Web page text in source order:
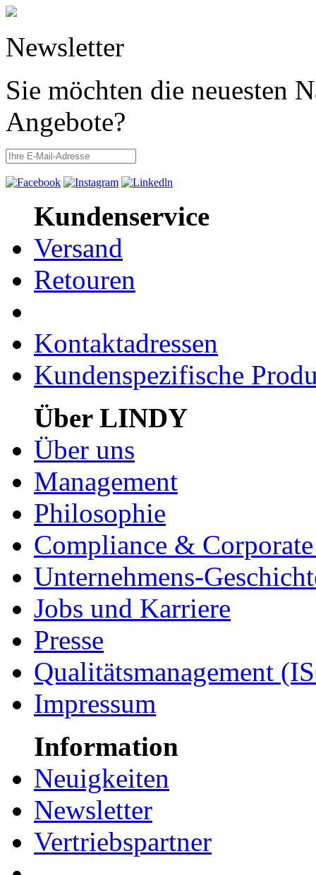
Newsletter
Sie möchten die neuesten
Angebote?
Kundenservice
Versand
Retouren
Kontaktadressen
Kundenspezifische
Über LINDY
Über uns
Management
Philosophie
Compliance &
Unternehmens-
Jobs und Karriere
Presse
Qualitätsmanagement
Impressum
Information
Neuigkeiten
Newsletter
Vertriebspartner